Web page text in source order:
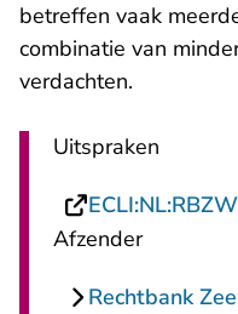
betreffen vaak
combinatie van
verdachten.
Uitspraken
Afzender
Rechtbank